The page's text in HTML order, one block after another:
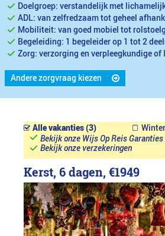
Doelgroep: verstandelijk met
ADL: van zelfredzaam tot geheel
Mobiliteit: van goed mobiel tot
Begeleiding: 1 begeleider op 1 tot 2
Zorg: verzorging en verpleegkundige of
Andere zorgvraag kiezen
Alle vakanties (3)
Bekijk onze Wijs Op Reis Garanties
Bekijk onze verzekeringen
Kerst, 6 dagen, €1949